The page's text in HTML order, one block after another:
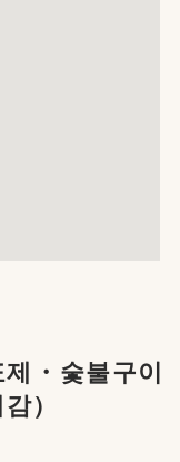
・숯불구이
）